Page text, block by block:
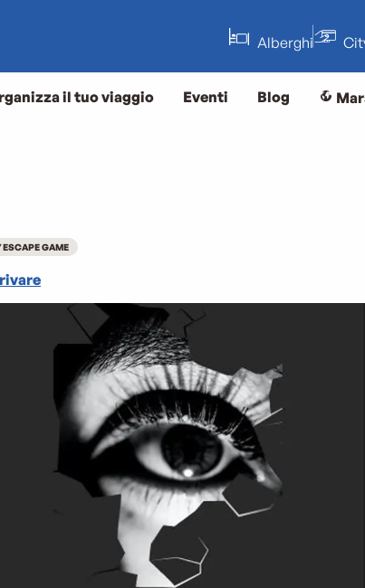
Alberghi
il tuo viaggio Eventi Blog
GAME